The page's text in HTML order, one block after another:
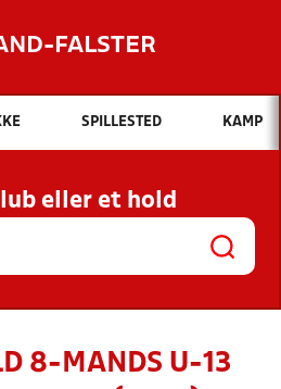
FALSTER
Hvad vil du søge efter?
INDHOLD OG NYHEDER
KLUBBER OG
HOLD
SPILLESTED KAMP
eller et hold
8-MANDS U-13